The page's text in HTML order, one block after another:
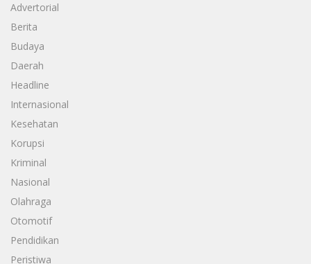
Advertorial
Berita
Budaya
Daerah
Headline
Internasional
Kesehatan
Korupsi
Kriminal
Nasional
Olahraga
Otomotif
Pendidikan
Peristiwa